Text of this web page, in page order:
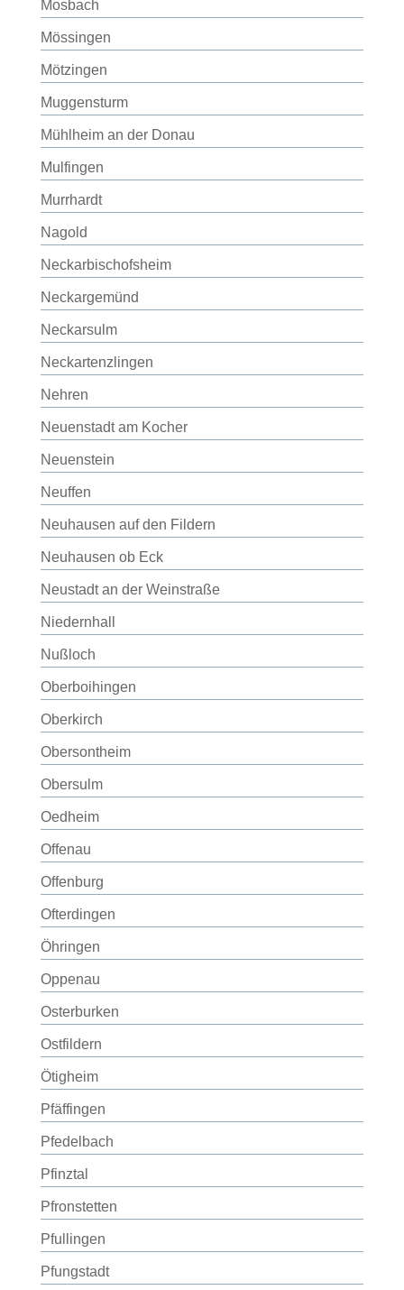
Mosbach
Mössingen
Mötzingen
Muggensturm
Mühlheim an der Donau
Mulfingen
Murrhardt
Nagold
Neckarbischofsheim
Neckargemünd
Neckarsulm
Neckartenzlingen
Nehren
Neuenstadt am Kocher
Neuenstein
Neuffen
Neuhausen auf den Fildern
Neuhausen ob Eck
Neustadt an der Weinstraße
Niedernhall
Nußloch
Oberboihingen
Oberkirch
Obersontheim
Obersulm
Oedheim
Offenau
Offenburg
Ofterdingen
Öhringen
Oppenau
Osterburken
Ostfildern
Ötigheim
Pfäffingen
Pfedelbach
Pfinztal
Pfronstetten
Pfullingen
Pfungstadt